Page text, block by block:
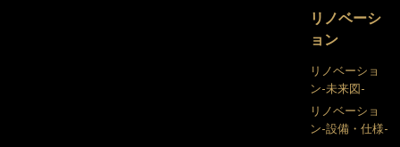
リノベーシ
ョン
リノベーショ
ン-未来図-
リノベーショ
ン-設備・仕様-